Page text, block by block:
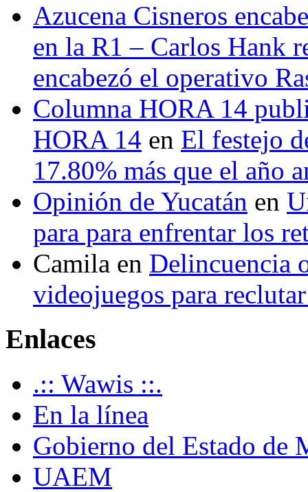
Azucena Cisneros
en la R1 – Carlos Hank
encabezó el operativo
Columna HORA 14
HORA 14 en El festejo
17.80% más que el año
Opinión de Yucatán en
para para enfrentar los
Camila en Delincuencia
videojuegos para
Enlaces
.:: Wawis ::.
En la línea
Gobierno del Estado de
UAEM